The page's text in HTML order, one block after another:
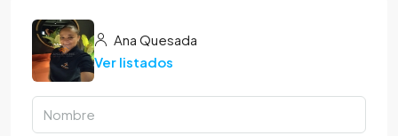
Ana Quesada
Ver listados